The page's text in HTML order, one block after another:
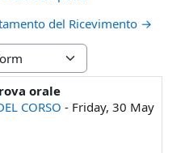
del Ricevimento →
orale
CORSO - Friday, 30 May